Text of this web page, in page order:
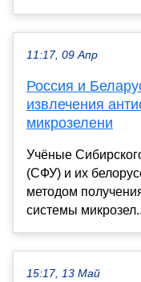
11:17, 09 Апр
Россия и
извлечения
микрозелени
Учёные
(СФУ) и их
методом
системы
15:17, 13 Май